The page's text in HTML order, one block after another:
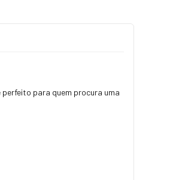
para quem procura uma